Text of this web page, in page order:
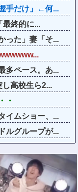
手だけ」←何...
終的に...
った」妻「そ...
多ペース。あ...
高校生ら2...
・
イムショー、...
ルグループが...